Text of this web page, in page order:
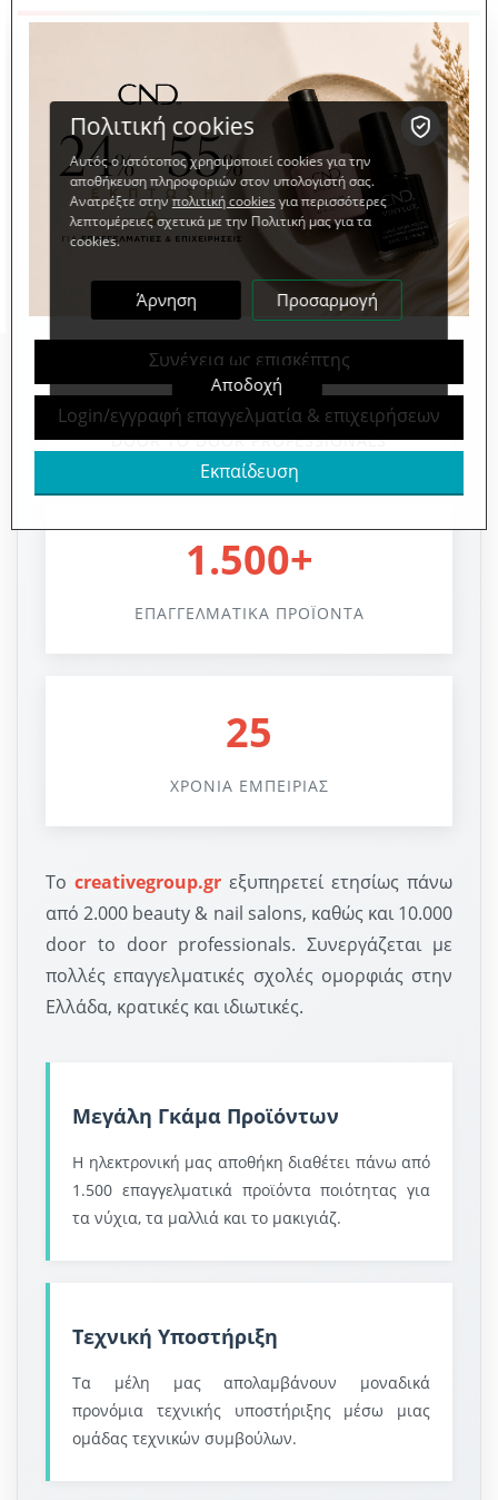
Συνέχεια ως επισκέπτης
Login/εγγραφή επαγγελματία & επιχειρήσεων
Εκπαίδευση
ΓΙΑΤΙ ΝΑ ΕΠΙΛΕΞΕΤΕ ΤΟ
CREATIVEGROUP.GR
2.000+
BEAUTY & NAIL SALONS
10.000+
DOOR TO DOOR PROFESSIONALS
1.500+
ΕΠΑΓΓΕΛΜΑΤΙΚΑ ΠΡΟΪΟΝΤΑ
25
ΧΡΟΝΙΑ ΕΜΠΕΙΡΙΑΣ
Το creativegroup.gr εξυπηρετεί ετησίως πάνω
από 2.000 beauty & nail salons, καθώς και 10.000
door to door professionals. Συνεργάζεται με
πολλές επαγγελματικές σχολές ομορφιάς στην
Ελλάδα, κρατικές και ιδιωτικές.
Μεγάλη Γκάμα Προϊόντων
Η ηλεκτρονική μας αποθήκη διαθέτει πάνω από
1.500 επαγγελματικά προϊόντα ποιότητας για
τα νύχια, τα μαλλιά και το μακιγιάζ.
Τεχνική Υποστήριξη
Τα μέλη μας απολαμβάνουν μοναδικά
προνόμια τεχνικής υποστήριξης μέσω μιας
ομάδας τεχνικών συμβούλων.
Πολιτική cookies
Αυτός ο ιστότοπος χρησιμοποιεί cookies για την
αποθήκευση πληροφοριών στον υπολογιστή σας.
Ανατρέξτε στηνπολιτική cookiesγια περισσότερες
λεπτομέρειες σχετικά με την Πολιτική μας για τα
cookies.
Άρνηση Προσαρμογή
Αποδοχή